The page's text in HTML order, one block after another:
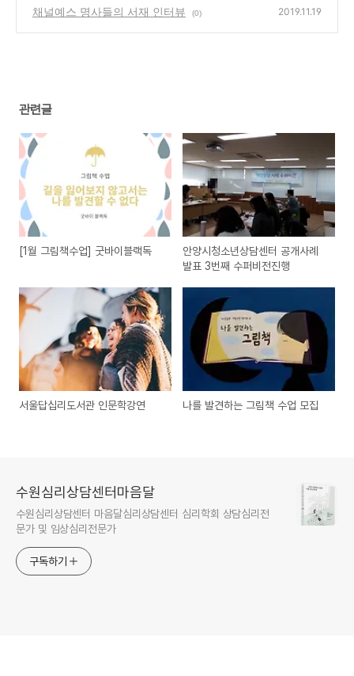
채널예스 명사들의 서재 인터뷰 (0) 2019.11.19
관련글
[1월 그림책수업] 굿바이블랙독
안양시청소년상담센터 공개사례
발표 3번째 수퍼비전진행
서울답십리도서관 인문학강연 나를 발견하는 그림책 수업 모집
수원심리상담센터마음달
수원심리상담센터 마음달심리상담센터 심리학회 상담심리전
문가 및 임상심리전문가
구독하기